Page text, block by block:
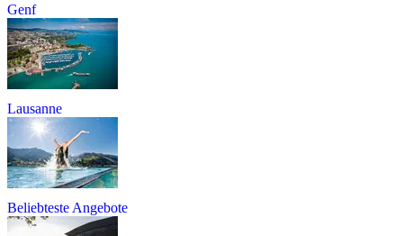
Genf
Lausanne
Beliebteste Angebote